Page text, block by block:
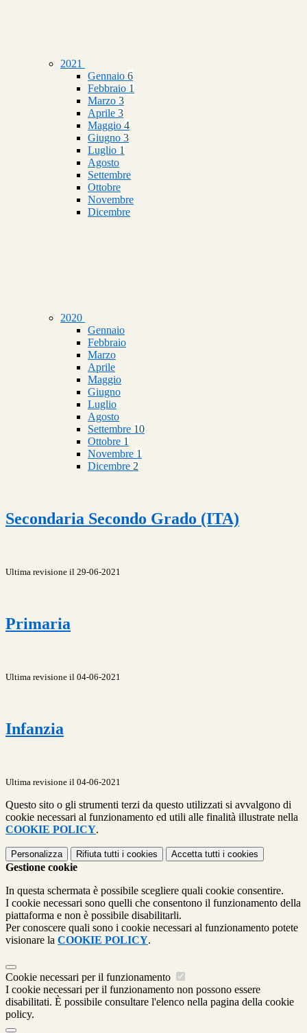
2021
Gennaio 6
Febbraio 1
Marzo 3
Aprile 3
Maggio 4
Giugno 3
Luglio 1
Agosto
Settembre
Ottobre
Novembre
Dicembre
2020
Gennaio
Febbraio
Marzo
Aprile
Maggio
Giugno
Luglio
Agosto
Settembre 10
Ottobre 1
Novembre 1
Dicembre 2
Secondaria Secondo Grado (ITA)
Ultima revisione il 29-06-2021
Primaria
Ultima revisione il 04-06-2021
Infanzia
Ultima revisione il 04-06-2021
Questo sito o gli strumenti terzi da questo utilizzati si avvalgono di
cookie necessari al funzionamento ed utili alle finalità illustrate nella
COOKIE POLICY.
Personalizza Rifiuta tutti i cookies Accetta tutti i cookies
Gestione cookie
In questa schermata è possibile scegliere quali cookie consentire.
I cookie necessari sono quelli che consentono il funzionamento della
piattaforma e non è possibile disabilitarli.
Per conoscere quali sono i cookie necessari al funzionamento potete
visionare la COOKIE POLICY.
Cookie necessari per il funzionamento
I cookie necessari per il funzionamento non possono essere
disabilitati. È possibile consultare l'elenco nella pagina della cookie
policy.